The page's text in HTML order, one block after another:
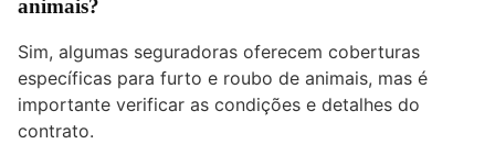
animais?
Sim, algumas seguradoras oferecem coberturas
específicas para furto e roubo de animais, mas é
importante verificar as condições e detalhes do
contrato.